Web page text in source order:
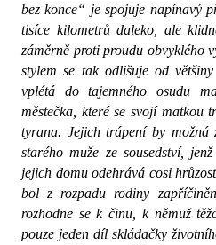
bez konce“ je spojuje napínavý
tisíce kilometrů daleko, ale
záměrně proti proudu obvyklého
stylem se tak odlišuje od
vplétá do tajemného osudu
městečka, které se svojí matkou
tyrana. Jejich trápení by možná
starého muže ze sousedství,
jejich domu odehrává cosi
bol z rozpadu rodiny
rozhodne se k činu, k němuž
pouze jeden díl skládačky